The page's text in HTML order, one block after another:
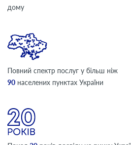
дому
Повний спектр послуг у більш ніж
90 населених пунктах України